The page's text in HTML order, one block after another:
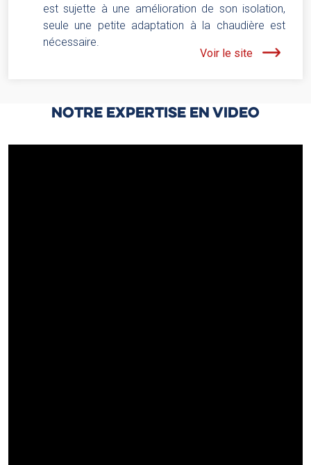
est sujette à une amélioration de son isolation,
seule une petite adaptation à la chaudière est
nécessaire.
Voir le site
NOTRE EXPERTISE EN VIDEO